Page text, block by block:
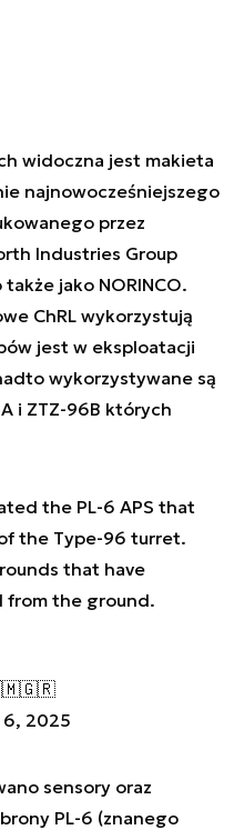
widoczna jest makieta
najnowocześniejszego
przez
Industries Group
jako NORINCO.
ChRL wykorzystują
jest w eksploatacji
wykorzystywane są
i ZTZ-96B których
the PL-6 APS that
the Type-96 turret.
that have
from the ground.
6, 2025
sensory oraz
PL-6 (znanego